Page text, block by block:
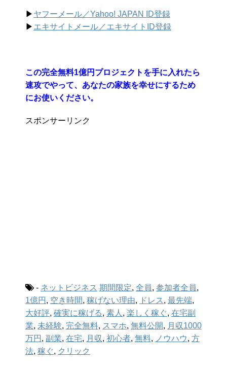
▶︎ ヤフーメール／Yahoo! JAPAN ID登録
▶︎ エキサイトメール／エキサイトID登録
この完全無料1億円プロジェクトを手に入れたら
速攻でやって、あなたの家族を幸せにするため
にお使いください。
スポンサーリンク
- ネットビジネス 期間限定, 全員, 参加者全員,
1億円 , 空き時間, 稼げない理由, ドレス , 最先端,
大好評, 確実に稼げる, 素人 , 楽しく稼ぐ, 在宅副
業, 未経験, 完全無料, スマホ, 無料公開, 月収1000
万円 , 副業, 在宅, 月収, 初心者, 無料, ノウハウ, 方
法, 稼ぐ, クリック